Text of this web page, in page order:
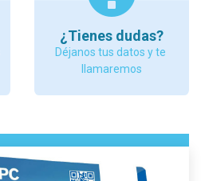
¿Tienes dudas?
Déjanos tus datos y te
llamaremos